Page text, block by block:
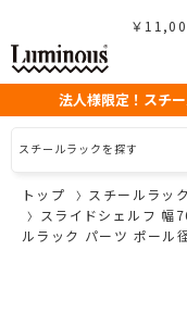
￥
法人様限定！スチ
スチールラックを探す
トップ
スチールラッ
スライドシェルフ
ルラック パーツ ポー